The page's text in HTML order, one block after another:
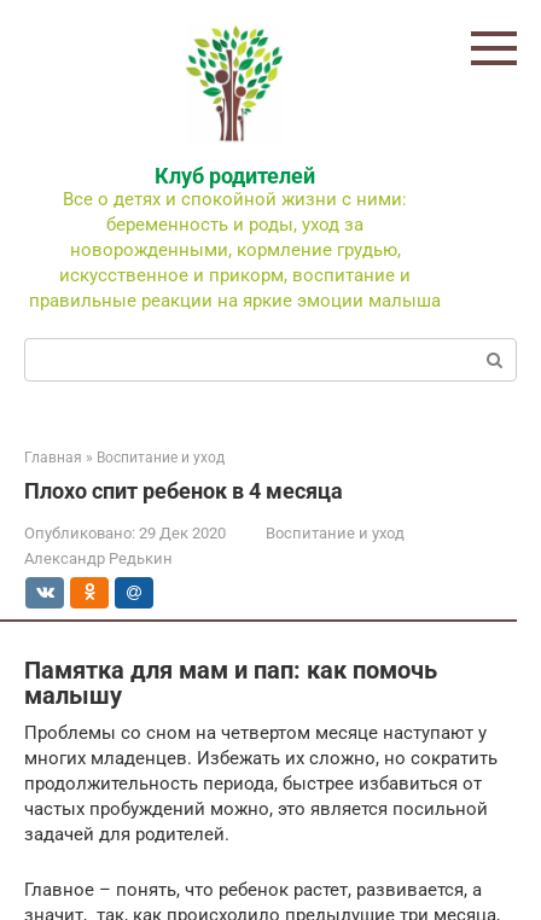
Клуб родителей
Все о детях и спокойной жизни с ними:
беременность и роды, уход за
новорожденными, кормление грудью,
искусственное и прикорм, воспитание и
правильные реакции на яркие эмоции малыша
Поиск:
Главная » Воспитание и уход
Плохо спит ребенок в 4 месяца
Опубликовано: 29 Дек 2020
Воспитание и уход
Александр Редькин
Памятка для мам и пап: как помочь
малышу
Проблемы со сном на четвертом месяце наступают у
многих младенцев. Избежать их сложно, но сократить
продолжительность периода, быстрее избавиться от
частых пробуждений можно, это является посильной
задачей для родителей.
Главное – понять, что ребенок растет, развивается, а
значит, так, как происходило предыдущие три месяца,